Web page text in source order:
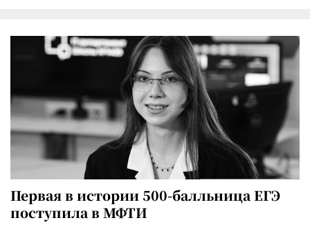
Первая в истории 500-балльница ЕГЭ
поступила в МФТИ